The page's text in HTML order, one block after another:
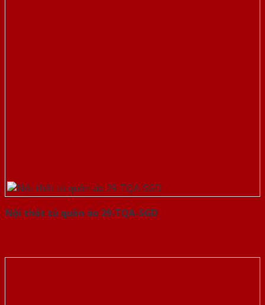
Nội thất tủ quần áo 29-TQA-SGD